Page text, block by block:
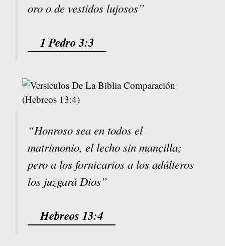
oro o de vestidos lujosos”
1 Pedro 3:3
“Honroso sea en todos el
matrimonio, el lecho sin mancilla;
pero a los fornicarios a los adúlteros
los juzgará Dios”
Hebreos 13:4